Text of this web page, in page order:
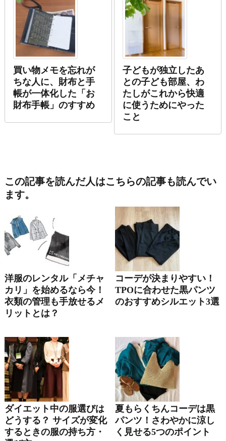
買い物メモを忘れが
ちな人に、財布と手
帳が一体化した「お
財布手帳」のすすめ
子どもが独立したあ
との子ども部屋、わ
たしがこれから快適
に使うためにやった
こと
この記事を読んだ人はこちらの記事も読んでい
ます。
洋服のレンタル「メチャ
カリ」を始めるなら今！
衣類の管理も手放せるメ
リットとは？
コーデが決まりやすい！
TPOに合わせた黒パンツ
のおすすめシルエット3選
ダイエット中の服選びは
どうする？ サイズが変化
するときの服の持ち方・
夏もらくちんコーデは黒
パンツ！さわやかに涼し
く見せる5つのポイント